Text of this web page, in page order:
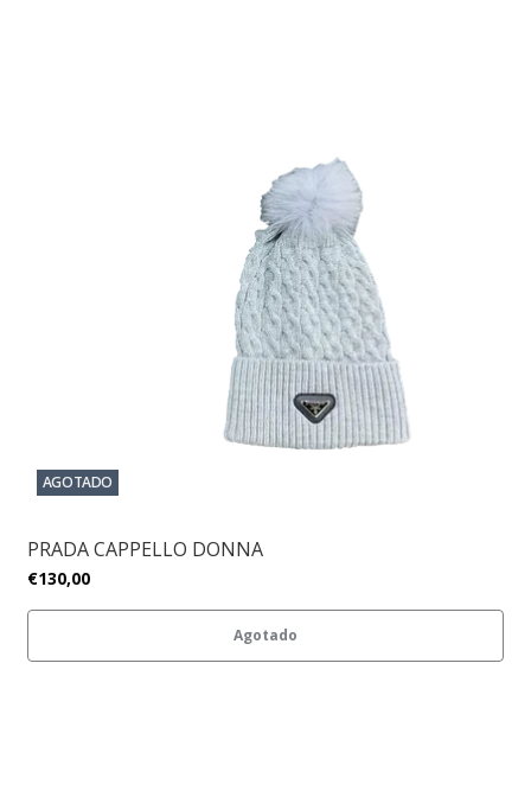
AGOTADO
PRADA CAPPELLO DONNA
€130,00
Agotado